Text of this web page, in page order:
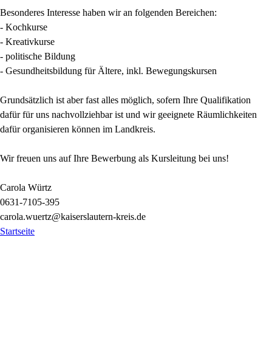
Besonderes Interesse haben wir an folgenden Bereichen:
- Kochkurse
- Kreativkurse
- politische Bildung
- Gesundheitsbildung für Ältere, inkl. Bewegungskursen
Grundsätzlich ist aber fast alles möglich, sofern Ihre Qualifikation
dafür für uns nachvollziehbar ist und wir geeignete Räumlichkeiten
dafür organisieren können im Landkreis.
Wir freuen uns auf Ihre Bewerbung als Kursleitung bei uns!
Carola Würtz
0631-7105-395
carola.wuertz@kaiserslautern-kreis.de
Startseite